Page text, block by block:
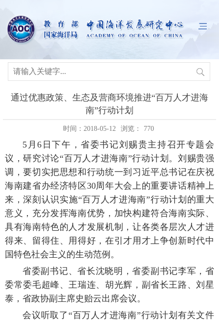
通过优惠政策、生态及营商环境推进“百万人才进海
南”行动计划
时间：2018-05-12 浏览： 770
5月6日下午，省委书记刘赐贵主持召开专题会
议，研究讨论“百万人才进海南”行动计划。刘赐贵强
调，要切实把思想和行动统一到习近平总书记在庆祝
海南建省办经济特区30周年大会上的重要讲话精神上
来，深刻认识实施“百万人才进海南”行动计划的重大
意义，充分发挥海南优势，加快构建符合海南实际、
具有海南特色的人才发展机制，让各类各层次人才进
得来、留得住、用得好，在引才用才上争创新时代中
国特色社会主义的生动范例。
省委副书记、省长沈晓明，省委副书记李军，省
委常委毛超峰、王瑞连、胡光辉，副省长王路、刘星
泰，省政协副主席史贻云出席会议。
会议听取了“百万人才进海南”行动计划有关文件